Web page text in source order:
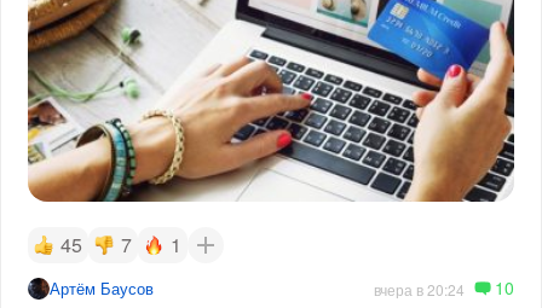
45 7 1
Артём Баусов вчера в 20:24 10